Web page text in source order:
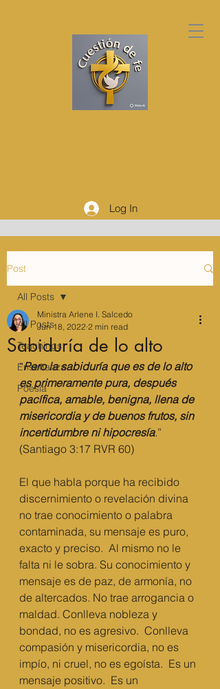
Log In
Post
All Posts
Teachings
Enseñanza
Poesía
All Posts
Sabiduría de lo alto
Ministra Arlene I. Salcedo
Jun 18, 2022 2 min read
“Pero la sabiduría que es de lo alto
es primeramente pura, después
pacífica, amable, benigna, llena de
misericordia y de buenos frutos, sin
incertidumbre ni hipocresía.”
(Santiago 3:17 RVR 60)
El que habla porque ha recibido
discernimiento o revelación divina
no trae conocimiento o palabra
contaminada, su mensaje es puro,
exacto y preciso.  Al mismo no le
falta ni le sobra. Su conocimiento y
mensaje es de paz, de armonía, no
de altercados. No trae arrogancia o
maldad. Conlleva nobleza y
bondad, no es agresivo.  Conlleva
compasión y misericordia, no es
impío, ni cruel, no es egoísta.  Es un
mensaje positivo.  Es un